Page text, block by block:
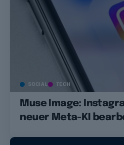
SOCIAL TECH
Muse Image:
neuer Meta-KI